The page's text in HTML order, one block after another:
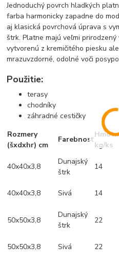
Jednoduchý povrch hladkých
farba harmonicky zapadne do
aj klasická povrchová úprava s
štrk. Platne majú veľmi
vytvorenú z kremičitého piesku
mrazuvzdorné, odolné voči
Použitie:
terasy
chodníky
záhradné cestičky
Rozmery
(šxdxhr) cm
Farebnosť
kg/ks
40x40x3,8
Dunajský
štrk
14
40x40x3,8 Sivá 14
50x50x3,8
Dunajský
štrk
22
50x50x3,8 Sivá 22